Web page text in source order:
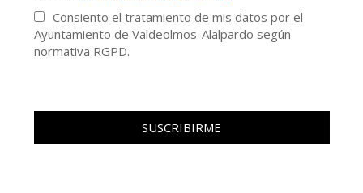
Consiento el tratamiento de mis datos por el
Ayuntamiento de Valdeolmos-Alalpardo según
normativa RGPD.